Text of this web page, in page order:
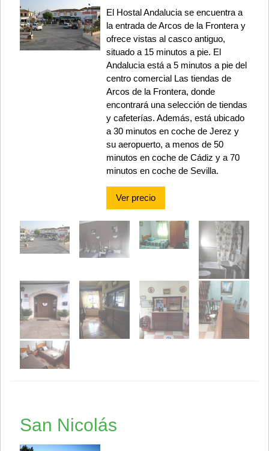
El Hostal Andalucia se encuentra a
la entrada de Arcos de la Frontera y
ofrece vistas al casco antiguo,
situado a 15 minutos a pie. El
Andalucia está a 5 minutos a pie del
centro comercial Las tiendas de
Arcos de la Frontera, donde
encontrará una selección de tiendas
y cafeterías. Además, está ubicado
a 30 minutos en coche de Jerez y
su aeropuerto, a menos de 50
minutos en coche de Cádiz y a 70
minutos en coche de Sevilla.
Ver precio
San Nicolás